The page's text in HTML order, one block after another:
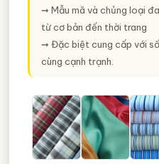
➞ Mẫu mã và chủng loại
từ cơ bản đến thời trang
➞ Đặc biệt cung cấp với
cùng cạnh trạnh.